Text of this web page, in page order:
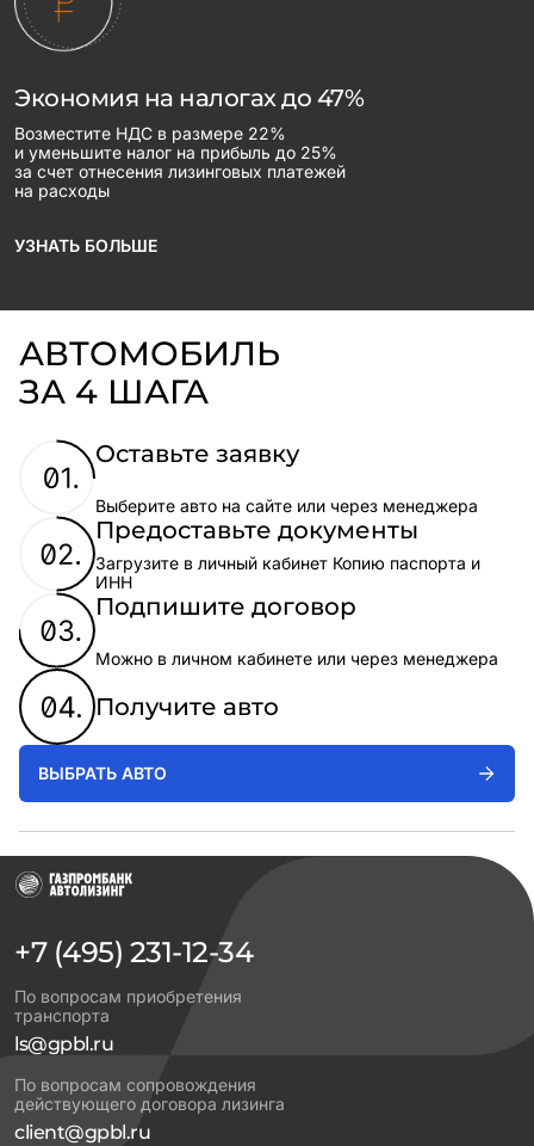
Экономия на налогах до 47%
Возместите НДС в размере 22%
и уменьшите налог на прибыль до 25%
за счет отнесения лизинговых платежей
на расходы
УЗНАТЬ БОЛЬШЕ
АВТОМОБИЛЬ
ЗА 4 ШАГА
Оставьте заявку
Выберите авто на сайте или через менеджера
Предоставьте документы
Загрузите в личный кабинет Копию паспорта и
ИНН
Подпишите договор
Можно в личном кабинете или через менеджера
Получите авто
ВЫБРАТЬ АВТО
+7 (495) 231-12-34
По вопросам приобретения
транспорта
ls@gpbl.ru
По вопросам сопровождения
действующего договора лизинга
client@gpbl.ru